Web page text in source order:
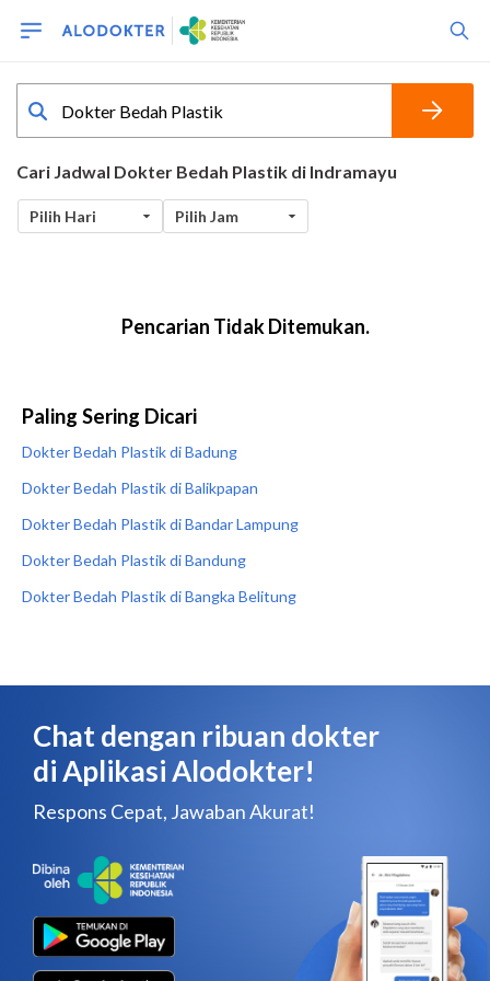
Paling Sering Dicari
Dokter Bedah Plastik di Badung
Dokter Bedah Plastik di Balikpapan
Dokter Bedah Plastik di Bandar Lampung
Dokter Bedah Plastik di Bandung
Dokter Bedah Plastik di Bangka Belitung